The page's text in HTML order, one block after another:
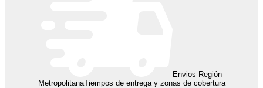
Envios Región
MetropolitanaTiempos de entrega y zonas de cobertura